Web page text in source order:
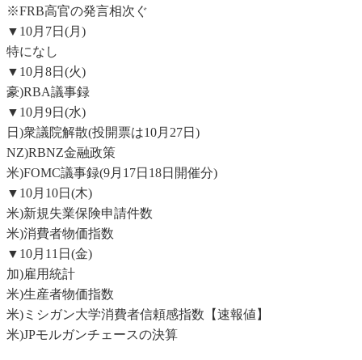
※FRB高官の発言相次ぐ
▼10月7日(月)
特になし
▼10月8日(火)
豪)RBA議事録
▼10月9日(水)
日)衆議院解散(投開票は10月27日)
NZ)RBNZ金融政策
米)FOMC議事録(9月17日18日開催分)
▼10月10日(木)
米)新規失業保険申請件数
米)消費者物価指数
▼10月11日(金)
加)雇用統計
米)生産者物価指数
米)ミシガン大学消費者信頼感指数【速報値】
米)JPモルガンチェースの決算